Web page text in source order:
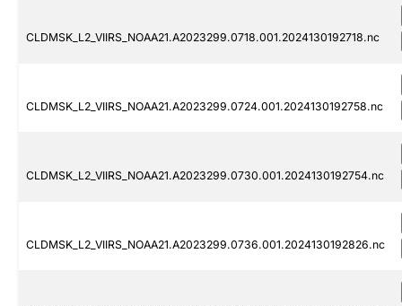
CLDMSK_L2_VIIRS_NOAA21.A2023299.0718.001.2024130192718.nc
CLDMSK_L2_VIIRS_NOAA21.A2023299.0724.001.2024130192758.nc
CLDMSK_L2_VIIRS_NOAA21.A2023299.0730.001.2024130192754.nc
CLDMSK_L2_VIIRS_NOAA21.A2023299.0736.001.2024130192826.nc